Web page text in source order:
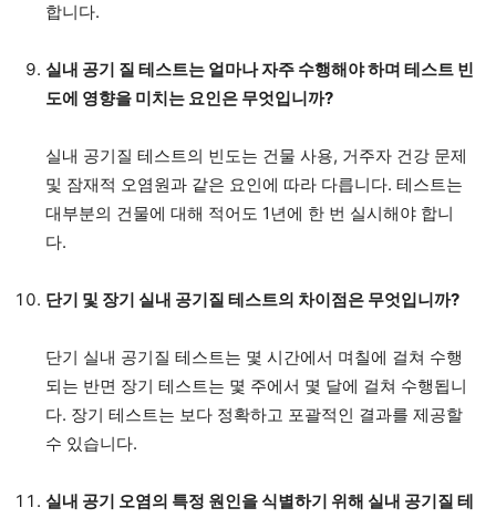
합니다.
실내 공기 질 테스트는 얼마나 자주 수행해야 하며 테스트 빈
도에 영향을 미치는 요인은 무엇입니까?
실내 공기질 테스트의 빈도는 건물 사용, 거주자 건강 문제
및 잠재적 오염원과 같은 요인에 따라 다릅니다. 테스트는
대부분의 건물에 대해 적어도 1년에 한 번 실시해야 합니
다.
단기 및 장기 실내 공기질 테스트의 차이점은 무엇입니까?
단기 실내 공기질 테스트는 몇 시간에서 며칠에 걸쳐 수행
되는 반면 장기 테스트는 몇 주에서 몇 달에 걸쳐 수행됩니
다. 장기 테스트는 보다 정확하고 포괄적인 결과를 제공할
수 있습니다.
실내 공기 오염의 특정 원인을 식별하기 위해 실내 공기질 테